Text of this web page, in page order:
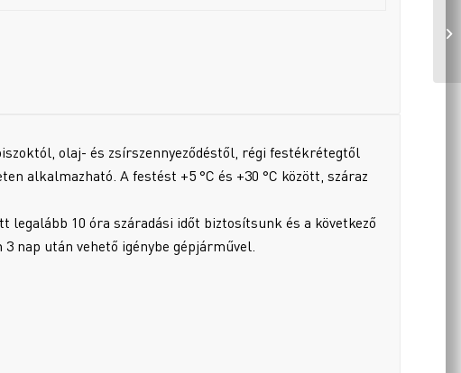
olaj- és zsírszennyeződéstől, régi festékrétegtől
alkalmazható. A festést +5 °C és +30 °C között, száraz
10 óra száradási időt biztosítsunk és a következő
nap után vehető igénybe gépjárművel.